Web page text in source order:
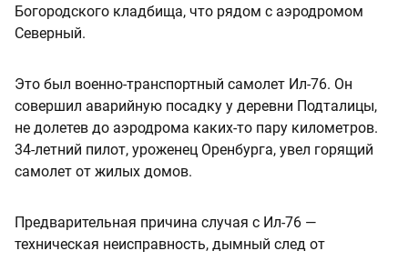
Богородского кладбища, что рядом с аэродромом
Северный.
Это был военно-транспортный самолет Ил-76. Он
совершил аварийную посадку у деревни Подталицы,
не долетев до аэродрома каких-то пару километров.
34-летний пилот, уроженец Оренбурга, увел горящий
самолет от жилых домов.
Предварительная причина случая с Ил-76 —
техническая неисправность, дымный след от